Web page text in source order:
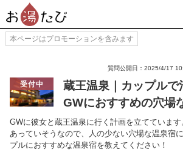
本ページはプロモーションを含みます
質問公開日：2025/4/17
受付中
蔵王温泉｜カップルで
GWにおすすめの穴場
GWに彼女と蔵王温泉に行く計画を立てていま
あっていそうなので、人の少ない穴場な温泉宿
プルにおすすめな温泉宿を教えてください！